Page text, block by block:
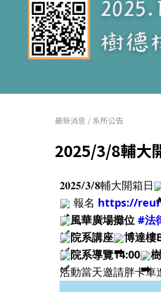
最新消息 / 系所公告
2025/3/8輔大
𝟐𝟎𝟐𝟓/𝟑/𝟖輔大開箱日
報名 https://
風華廣場攤位 #法
院系講座
博達樓
院系導覽14:00
活動當天邀請胖卡車